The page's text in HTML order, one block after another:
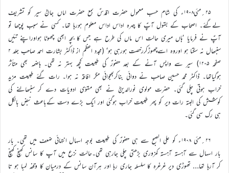
۲۵؍مئی۱۹۰۸ء کی شام حسب معمول حضرت اقدسؑ بمع حضرت اماں جانؓ سیر کو تشریف
لےگئے۔ اصحاب کے بقول آپؑ کا چہرہ اداس اداس معلوم ہورہا تھا۔ کسی نے سبب پوچھا تو
آپؑ نے فرمایا ’ہاں میری حالت اس ماں کی طرح ہے جس کا بچہ ابھی چھوٹا ہواوراپنے تئیں
سنبھال نہ سکتا ہو اوروہ اسےچھوڑکررخصت ہورہی ہو‘ (مجدد اعظم از ڈاکٹر بشارت احمد صاحب جلد ۲
صفحہ ۱۲۰۵) سیر سے واپس آنے کے بعد حضورؑ کی طبیعت کچھ بہتر نہ تھی۔ ہاضمہ بھی متأثر
ہوگیاتھا۔ ڈاکٹر محمد حسین صاحب نے دوائی بناکربھجوائی مگر افاقہ نہ ہوا۔ رات گئے طبیعت مزید
خراب ہوتی چلی گئی۔ حضرت مولوی نورالدینؓ نے بھی مقوّی ادویات دے کر سنبھالنے کی
کوشش کی البتہ رات دیر کو پھر طبیعت خراب ہوگئی اور ایک بڑے دست کےباعث نبض بالکل
ہی رک سی گئی۔
۲۶؍مئی ۱۹۰۸ء کو علی الصبح سے ہی حضورؑ کی طبیعت بوجہ اسہال انتہائی ضعف میں تھی۔ بار
بار اسہال سے آہستہ آہستہ کمزوری بڑھتی چلی جارہی تھی۔حالت نزع میں آپ کا سانس کھنچ کھنچ
کر آرہا تھا… تھوڑی دیر غرغرہ کا سلسلہ جاری رہا اور ہرآن سانس کے درمیان کا وقفہ لمبا ہو تا